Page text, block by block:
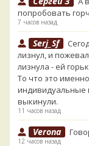
попробовать
7 часов назад
Serj_Sf
лизнул, и
лизнула - ей
То что это
индивидуальные
выкинули.
11 часов назад
Verona
12 часов назад